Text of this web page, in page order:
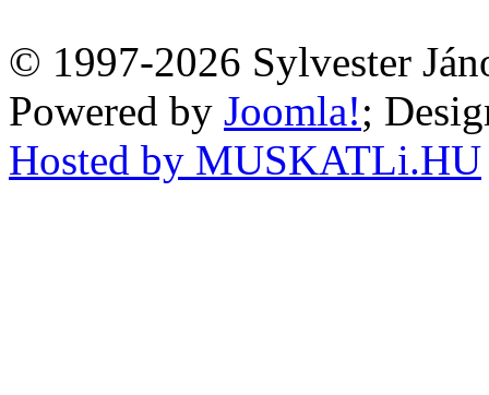
© 1997-2026 Sylvester
Powered by Joomla!;
Hosted by MUSKATLi.HU